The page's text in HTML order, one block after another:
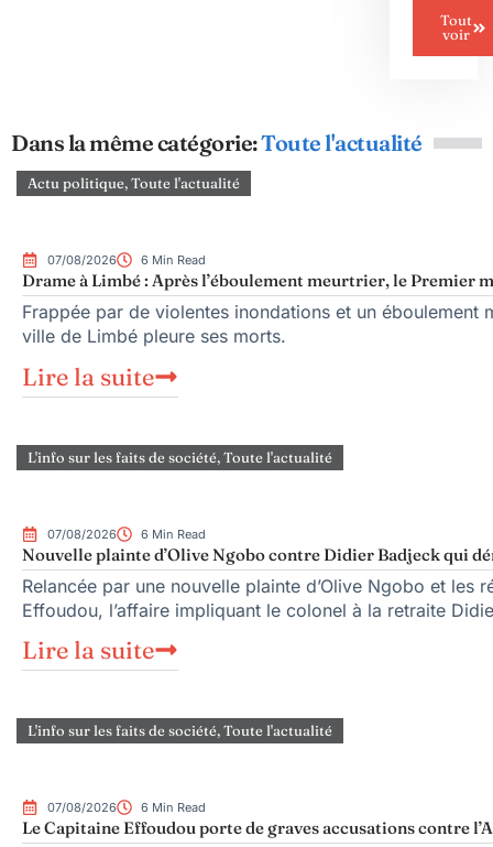
Tout
voir
Dans la même catégorie:Toute l'actualité
Actu politique,Toute l'actualité
07/08/2026 6 Min Read
Drame à Limbé : Après l’éboulement meurtrier, le Premier
Frappée par de violentes inondations et un
ville de Limbé pleure ses morts.
Lire la suite
L'info sur les faits de société,Toute l'actualité
07/08/2026 6 Min Read
Nouvelle plainte d’Olive Ngobo contre Didier Badjeck qui
Relancée par une nouvelle plainte d’Olive Ngobo et les
Effoudou, l’affaire impliquant le colonel à la retraite
Lire la suite
L'info sur les faits de société,Toute l'actualité
07/08/2026 6 Min Read
Le Capitaine Effoudou porte de graves accusations contre